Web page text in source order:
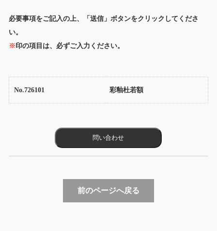
必要事項をご記入の上、「送信」ボタンをクリックしてくださ
い。
※印の項目は、必ずご入力ください。
No.726101 彩釉杜若額
前のページへ戻る